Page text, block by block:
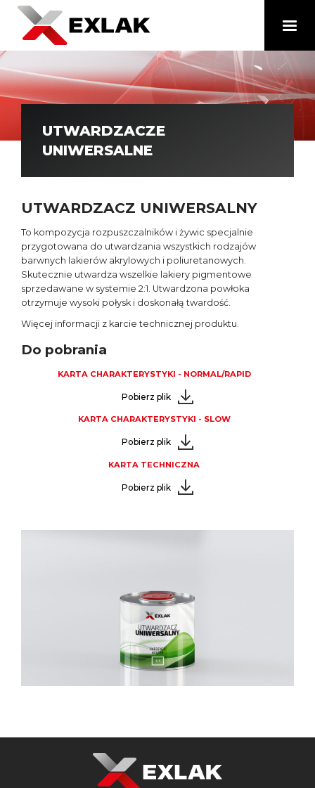
UTWARDZACZE
UNIWERSALNE
UTWARDZACZ UNIWERSALNY
To kompozycja rozpuszczalników i żywic specjalnie
przygotowana do utwardzania wszystkich rodzajów
barwnych lakierów akrylowych i poliuretanowych.
Skutecznie utwardza wszelkie lakiery pigmentowe
sprzedawane w systemie 2:1. Utwardzona powłoka
otrzymuje wysoki połysk i doskonałą twardość.
Więcej informacji z karcie technicznej produktu.
Do pobrania
KARTA CHARAKTERYSTYKI - NORMAL/RAPID
Pobierz plik
KARTA CHARAKTERYSTYKI - SLOW
Pobierz plik
KARTA TECHNICZNA
Pobierz plik